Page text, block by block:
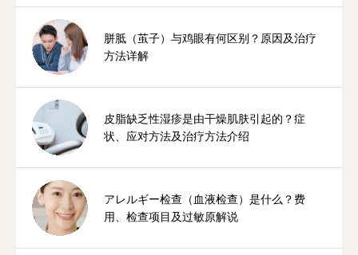
胼胝（茧子）与鸡眼有何区别？原因及治疗
方法详解
皮脂缺乏性湿疹是由干燥肌肤引起的？症
状、应对方法及治疗方法介绍
アレルギー检查（血液检查）是什么？费
用、检查项目及过敏原解说